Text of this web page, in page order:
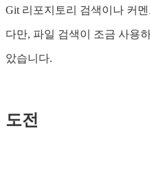
Git 리포지토리 검색이나 커
다만, 파일 검색이 조금 사용
았습니다.
도전